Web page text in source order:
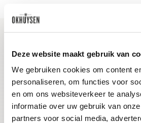
Deze website maakt gebruik van
We gebruiken cookies om content
personaliseren, om functies voor
en om ons websiteverkeer te
informatie over uw gebruik van
partners voor social media,
Blijf op de hoogte
Ontvang het laatste wijnnieuws,
evenementen
E-mailadres